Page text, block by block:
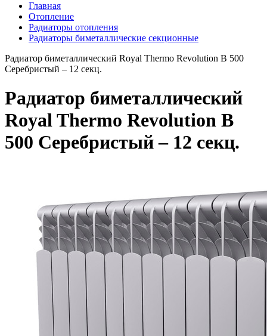
Главная
Отопление
Радиаторы отопления
Радиаторы биметаллические секционные
Радиатор биметаллический Royal Thermo Revolution B 500
Серебристый – 12 секц.
Радиатор биметаллический
Royal Thermo Revolution B
500 Серебристый – 12 секц.